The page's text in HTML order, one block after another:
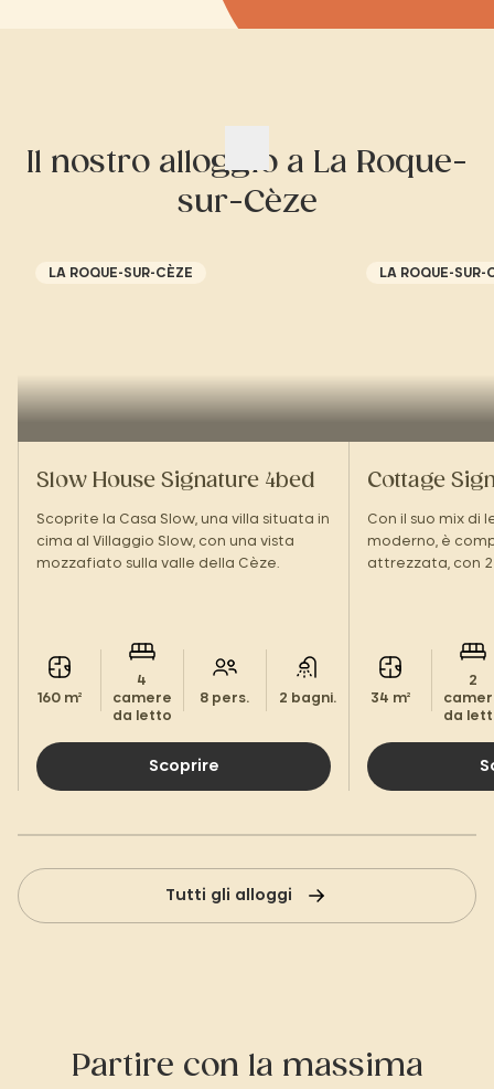
Il nostro alloggio a La Roque-
sur-Cèze
LA ROQUE-SUR-CÈZE
Slow House Signature 4bed
Scoprite la Casa Slow, una villa situata in
cima al Villaggio Slow, con una vista
mozzafiato sulla valle della Cèze.
160 m²
4
camere
da letto
8 pers. 2 bagni.
Scoprire
LA ROQUE-SUR-
Cottage
Con il suo mix di
moderno, è
attrezzata, con
34 m²
2
da
Tutti gli alloggi
Partire con la massima